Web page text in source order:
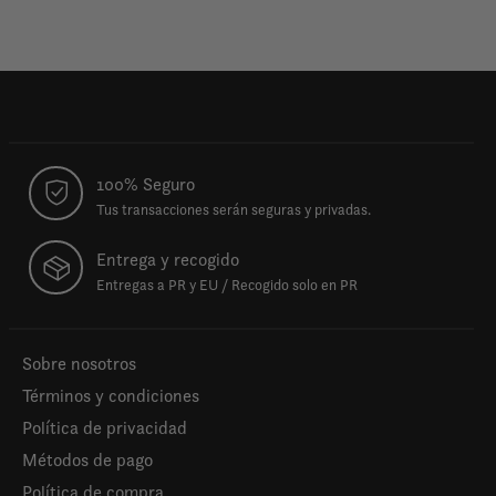
100% Seguro
Tus transacciones serán seguras y privadas.
Entrega y recogido
Entregas a PR y EU / Recogido solo en PR
Sobre nosotros
Términos y condiciones
Política de privacidad
Métodos de pago